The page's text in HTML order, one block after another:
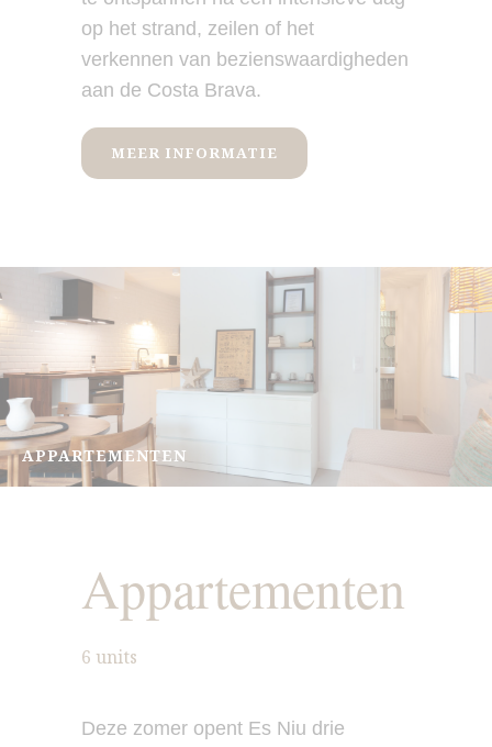
op het strand, zeilen of het
verkennen van bezienswaardigheden
aan de Costa Brava.
MEER INFORMATIE
APPARTEMENTEN
Appartementen
6 units
Deze zomer opent Es Niu drie